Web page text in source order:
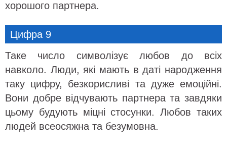
хорошого партнера.
Цифра 9
Таке число символізує любов до всіх
навколо. Люди, які мають в даті народження
таку цифру, безкорисливі та дуже емоційні.
Вони добре відчувають партнера та завдяки
цьому будують міцні стосунки. Любов таких
людей всеосяжна та безумовна.